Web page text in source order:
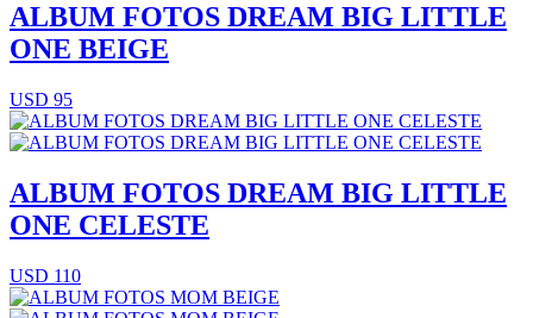
ALBUM FOTOS DREAM BIG LITTLE
ONE BEIGE
USD 95
ALBUM FOTOS DREAM BIG LITTLE
ONE CELESTE
USD 110